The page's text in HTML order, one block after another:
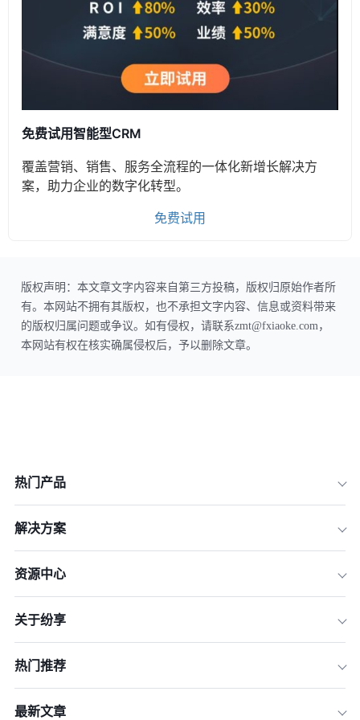
免费试用智能型CRM
覆盖营销、销售、服务全流程的一体化新增长解决方
案，助力企业的数字化转型。
免费试用
版权声明：本文章文字内容来自第三方投稿，版权归原始作者所
有。本网站不拥有其版权，也不承担文字内容、信息或资料带来
的版权归属问题或争议。如有侵权，请联系zmt@fxiaoke.com，
本网站有权在核实确属侵权后，予以删除文章。
热门产品
解决方案
资源中心
关于纷享
热门推荐
最新文章